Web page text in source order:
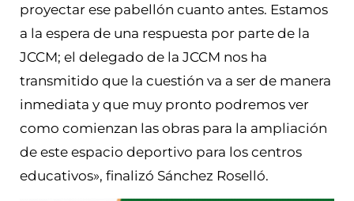
proyectar ese pabellón cuanto antes. Estamos
a la espera de una respuesta por parte de la
JCCM; el delegado de la JCCM nos ha
transmitido que la cuestión va a ser de manera
inmediata y que muy pronto podremos ver
como comienzan las obras para la ampliación
de este espacio deportivo para los centros
educativos», finalizó Sánchez Roselló.